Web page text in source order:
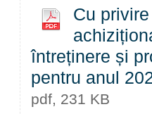
Cu
întreținere și
pentru anul
pdf, 231 KB